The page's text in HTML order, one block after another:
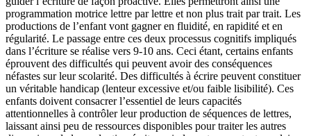
programmation motrice lettre par lettre et non plus trait par trait. Les
productions de l’enfant vont gagner en fluidité, en rapidité et en
régularité. Le passage entre ces deux processus cognitifs impliqués
dans l’écriture se réalise vers 9-10 ans. Ceci étant, certains enfants
éprouvent des difficultés qui peuvent avoir des conséquences
néfastes sur leur scolarité. Des difficultés à écrire peuvent constituer
un véritable handicap (lenteur excessive et/ou faible lisibilité). Ces
enfants doivent consacrer l’essentiel de leurs capacités
attentionnelles à contrôler leur production de séquences de lettres,
laissant ainsi peu de ressources disponibles pour traiter les autres